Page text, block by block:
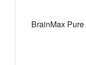
BrainMax